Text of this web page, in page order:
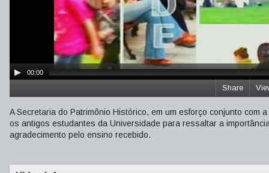
00:00
Share
A Secretaria do Patrimônio Histórico, em um esforço conjunto com
os antigos estudantes da Universidade para ressaltar a
agradecimento pelo ensino recebido.